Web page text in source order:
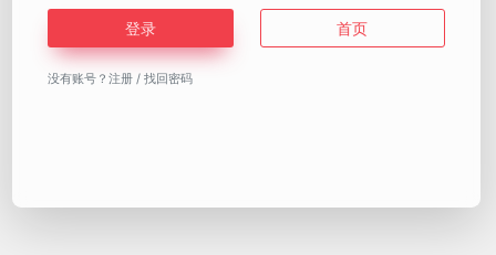
登录 首页
没有账号？ 注册 / 找回密码